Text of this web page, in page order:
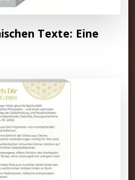
Texte: Eine